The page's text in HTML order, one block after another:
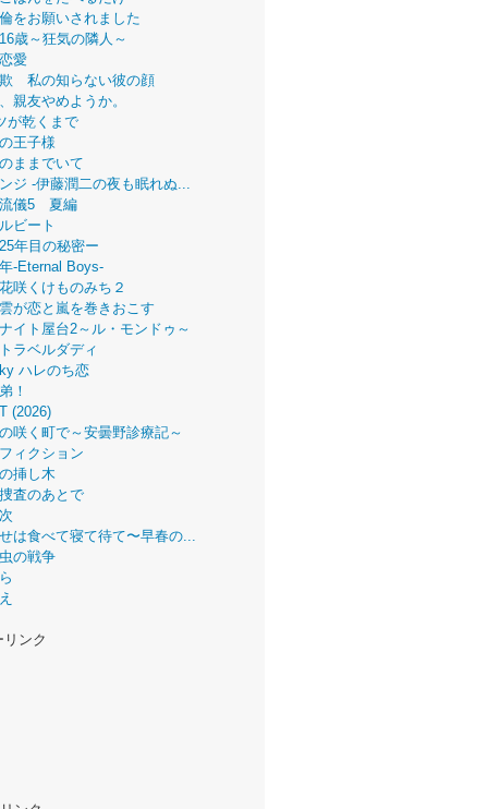
をお願いされました
歳～狂気の隣人～
愛
私の知らない彼の顔
親友やめようか。
が乾くまで
王子様
ままでいて
ジ -伊藤潤二の夜も眠れぬ...
儀5 夏編
ビート
年目の秘密ー
-Eternal Boys-
咲くけものみち２
が恋と嵐を巻きおこす
イト屋台2～ル・モンドゥ～
ラベルダディ
ハレのち恋
！
(2026)
咲く町で～安曇野診療記～
ィクション
挿し木
査のあとで
は食べて寝て待て〜早春の...
の戦争
ンク